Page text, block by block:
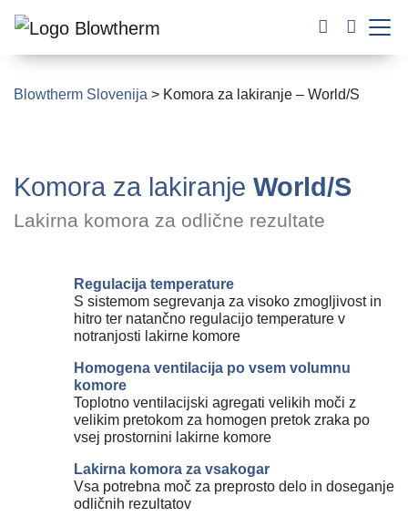
Blowtherm Slovenija > Komora za lakiranje – World/S
Komora za lakiranje World/S
Lakirna komora za odlične rezultate
Regulacija temperature
S sistemom segrevanja za visoko zmogljivost in
hitro ter natančno regulacijo temperature v
notranjosti lakirne komore
Homogena ventilacija po vsem volumnu
komore
Toplotno ventilacijski agregati velikih moči z
velikim pretokom za homogen pretok zraka po
vsej prostornini lakirne komore
Lakirna komora za vsakogar
Vsa potrebna moč za preprosto delo in doseganje
odličnih rezultatov